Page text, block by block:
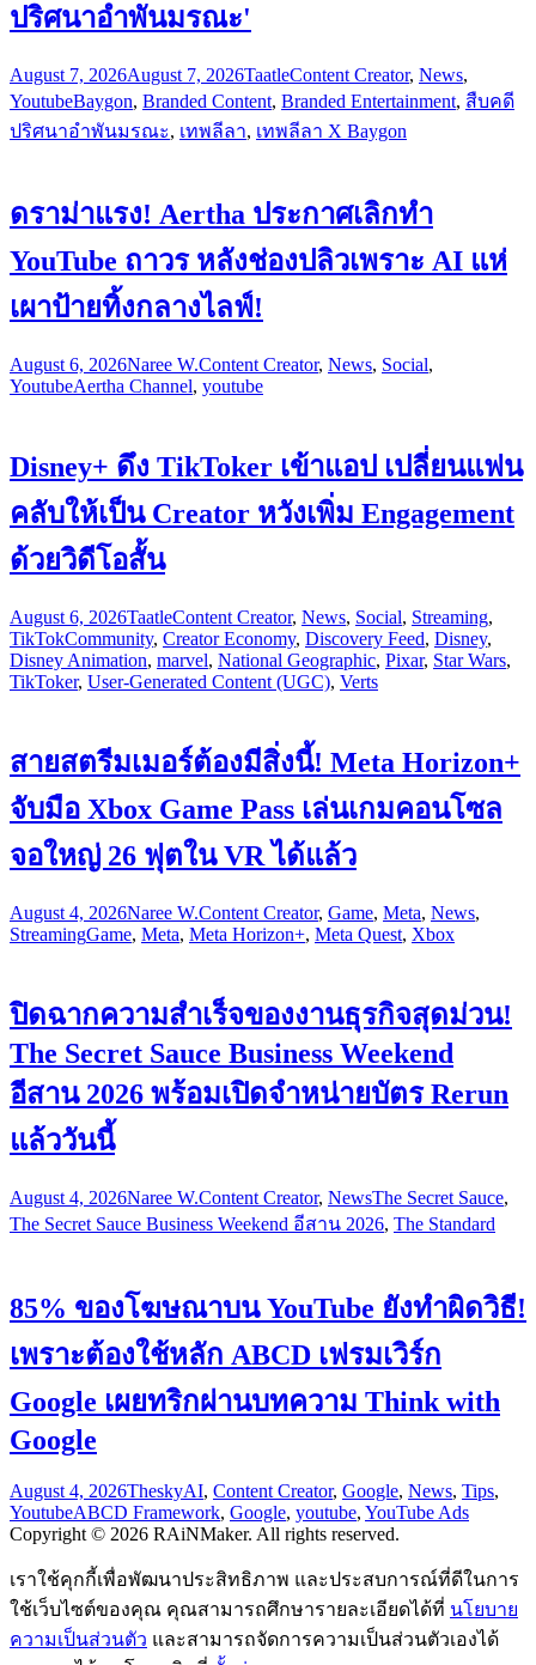
ปริศนาอำพันมรณะ'
August 7, 2026August 7, 2026TaatleContent Creator, News,
YoutubeBaygon, Branded Content, Branded Entertainment, สืบคดี
ปริศนาอำพันมรณะ, เทพลีลา, เทพลีลา X Baygon
ดราม่าแรง! Aertha ประกาศเลิกทำ
YouTube ถาวร หลังช่องปลิวเพราะ AI แห่
เผาป้ายทิ้งกลางไลฟ์!
August 6, 2026Naree W.Content Creator, News, Social,
YoutubeAertha Channel, youtube
Disney+ ดึง TikToker เข้าแอป เปลี่ยนแฟน
คลับให้เป็น Creator หวังเพิ่ม Engagement
ด้วยวิดีโอสั้น
August 6, 2026TaatleContent Creator, News, Social, Streaming,
TikTokCommunity, Creator Economy, Discovery Feed, Disney,
Disney Animation, marvel, National Geographic, Pixar, Star Wars,
TikToker, User-Generated Content (UGC), Verts
สายสตรีมเมอร์ต้องมีสิ่งนี้! Meta Horizon+
จับมือ Xbox Game Pass เล่นเกมคอนโซล
จอใหญ่ 26 ฟุตใน VR ได้แล้ว
August 4, 2026Naree W.Content Creator, Game, Meta, News,
StreamingGame, Meta, Meta Horizon+, Meta Quest, Xbox
ปิดฉากความสำเร็จของงานธุรกิจสุดม่วน!
The Secret Sauce Business Weekend
อีสาน 2026 พร้อมเปิดจำหน่ายบัตร Rerun
แล้ววันนี้
August 4, 2026Naree W.Content Creator, NewsThe Secret Sauce,
The Secret Sauce Business Weekend อีสาน 2026, The Standard
85% ของโฆษณาบน YouTube ยังทำผิดวิธี!
เพราะต้องใช้หลัก ABCD เฟรมเวิร์ก
Google เผยทริกผ่านบทความ Think with
Google
August 4, 2026TheskyAI, Content Creator, Google, News, Tips,
YoutubeABCD Framework, Google, youtube, YouTube Ads
Copyright © 2026 RAiNMaker. All rights reserved.
เราใช้คุกกี้เพื่อพัฒนาประสิทธิภาพ และประสบการณ์ที่ดีในการ
ใช้เว็บไซต์ของคุณ คุณสามารถศึกษารายละเอียดได้ที่ นโยบาย
ความเป็นส่วนตัว และสามารถจัดการความเป็นส่วนตัวเองได้